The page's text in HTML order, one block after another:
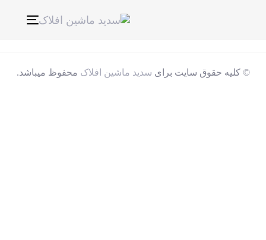
ناوبری
© کلیه حقوق سایت برای سدید ماشین افلاک محفوظ میباشد.